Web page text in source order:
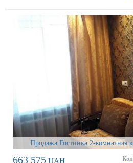
Продажа Гостинка 2-комнатная
663 575 UAH